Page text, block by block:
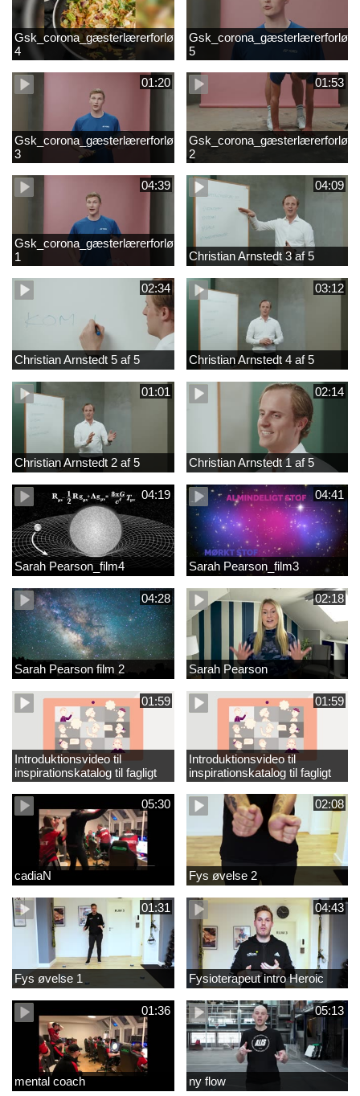
Gsk_corona_gæsterlærerforløb_Axelsen_del
4
5
01:20
Gsk_corona_gæsterlærerforløb_Axelsen_del
3
01:53
2
04:39
Gsk_corona_gæsterlærerforløb_Axelsen_del
1
04:09
Christian Arnstedt 3 af 5
02:34
Christian Arnstedt 5 af 5
03:12
Christian Arnstedt 4 af 5
01:01
Christian Arnstedt 2 af 5
02:14
Christian Arnstedt 1 af 5
04:19
Sarah Pearson_film4
04:41
Sarah Pearson_film3
04:28
Sarah Pearson film 2
02:18
Sarah Pearson
01:59
Introduktionsvideo til
inspirationskatalog til fagligt
løft_tilrettet
01:59
Introduktionsvideo til
inspirationskatalog til fagligt
løft
05:30
cadiaN
02:08
Fys øvelse 2
01:31
Fys øvelse 1
04:43
Fysioterapeut intro Heroic
01:36
mental coach
05:13
ny flow